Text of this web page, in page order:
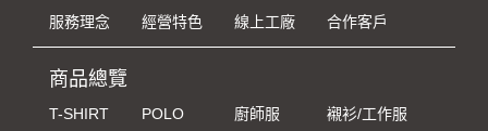
服務理念 經營特色 線上工廠 合作客戶
商品總覽
T-SHIRT POLO 廚師服
襯衫/工作服